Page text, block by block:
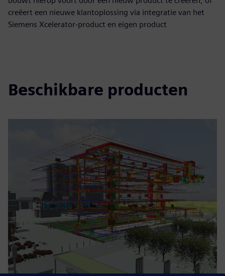
creëert een nieuwe klantoplossing via integratie van het
Siemens Xcelerator-product en eigen product
Beschikbare producten